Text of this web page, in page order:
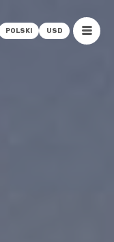
POLSKI USD